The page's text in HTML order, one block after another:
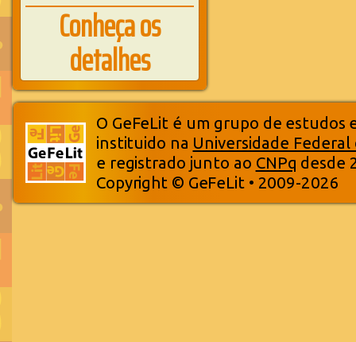
Conheça os
detalhes
O GeFeLit é um grupo de estudos
instituido na Universidade Federal
e registrado junto ao CNPq desde
Copyright © GeFeLit • 2009-2026